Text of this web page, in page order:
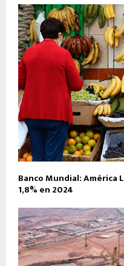
Banco Mundial: América
1,8% en 2024